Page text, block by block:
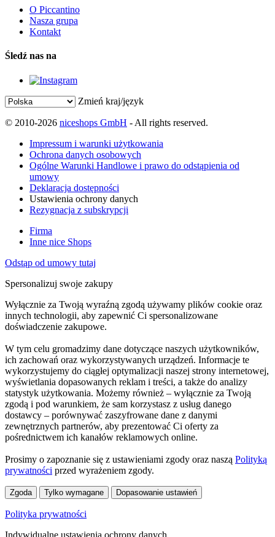
O Piccantino
Nasza grupa
Kontakt
Śledź nas na
Zmień kraj/język
© 2010-2026 niceshops GmbH - All rights reserved.
Impressum i warunki użytkowania
Ochrona danych osobowych
Ogólne Warunki Handlowe i prawo do odstąpienia od
umowy
Deklaracja dostępności
Ustawienia ochrony danych
Rezygnacja z subskrypcji
Firma
Inne nice Shops
Odstąp od umowy tutaj
Spersonalizuj swoje zakupy
Wyłącznie za Twoją wyraźną zgodą używamy plików cookie oraz
innych technologii, aby zapewnić Ci spersonalizowane
doświadczenie zakupowe.
W tym celu gromadzimy dane dotyczące naszych użytkowników,
ich zachowań oraz wykorzystywanych urządzeń. Informacje te
wykorzystujemy do ciągłej optymalizacji naszej strony internetowej,
wyświetlania dopasowanych reklam i treści, a także do analizy
statystyk użytkowania. Możemy również – wyłącznie za Twoją
zgodą i pod warunkiem, że sam korzystasz z usług danego
dostawcy – porównywać zaszyfrowane dane z danymi
zewnętrznych partnerów, aby prezentować Ci oferty za
pośrednictwem ich kanałów reklamowych online.
Prosimy o zapoznanie się z ustawieniami zgody oraz naszą Polityką
prywatności przed wyrażeniem zgody.
Zgoda Tylko wymagane Dopasowanie ustawień
Polityka prywatności
Indywidualne ustawienia ochrony danych